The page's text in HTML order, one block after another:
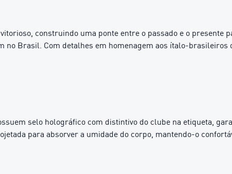
construindo uma ponte entre o passado e o presente
Brasil. Com detalhes em homenagem aos ítalo-brasileiros
selo holográfico com distintivo do clube na etiqueta,
para absorver a umidade do corpo, mantendo-o